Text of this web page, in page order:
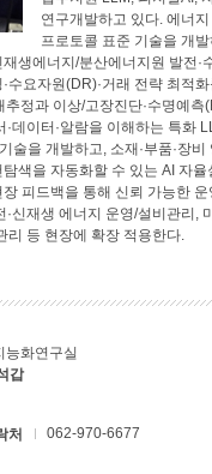
연구개발하고 있다. 에너
프로토콜 표준 기술을 개
생에너지/분산에너지원 발전·
수요자원(DR)·거래 전략 최적
추정과 이상/고장진단·수명예측
데이터·알람을 이해하는 특화
술을 개발하고, 소재·부품·장비
색을 자동화할 수 있는 AI 자율
피드백을 통해 신뢰 가능한 운
신재생 에너지 운영/설비관리,
리 등 현장에 확장 적용한다.
능화연구실
갑
처 062-970-6677